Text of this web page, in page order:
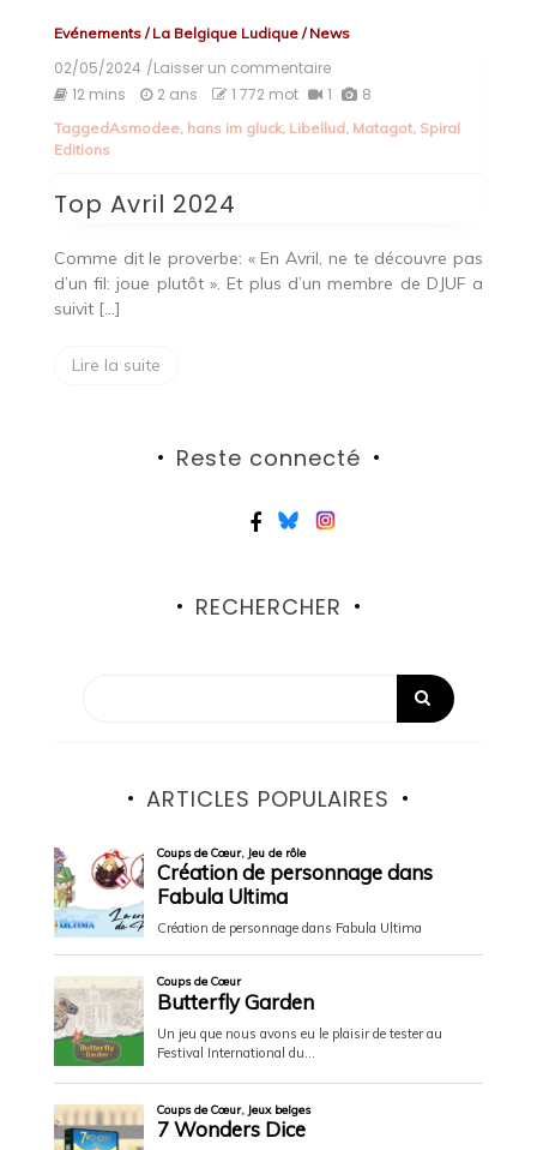
Evénements/La Belgique Ludique/News
02/05/2024 /Laisser un commentaireon
Top
2024
12 mins 2 ans 1 772 mot 1 8
TaggedAsmodee, hans im gluck, Libellud, Matagot, Spiral
Editions
Top Avril 2024
Comme dit le proverbe: « En Avril, ne te découvre pas
d’un fil: joue plutôt ». Et plus d’un membre de DJUF a
suivit […]
Lire la suite
Reste connecté
RECHERCHER
ARTICLES POPULAIRES